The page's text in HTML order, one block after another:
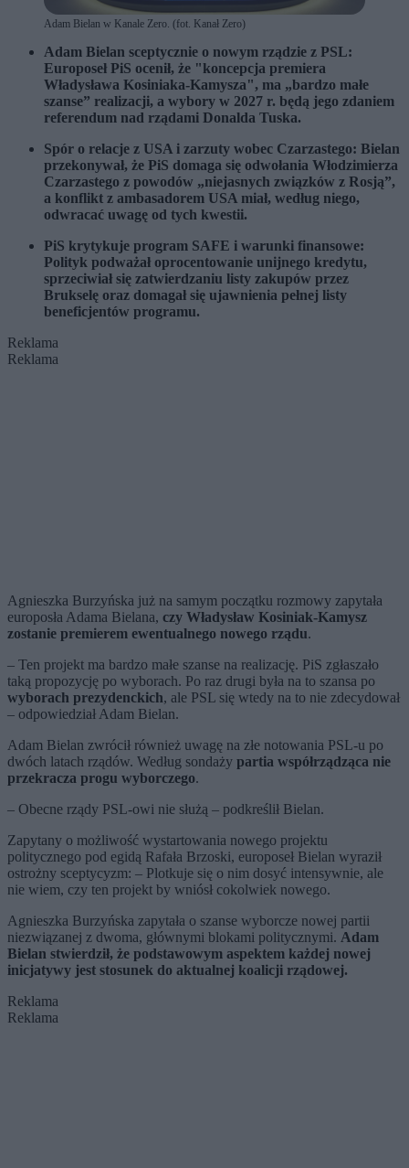
Adam Bielan w Kanale Zero. (fot. Kanał Zero)
Adam Bielan sceptycznie o nowym rządzie z PSL:
Europoseł PiS ocenił, że "koncepcja premiera
Władysława Kosiniaka-Kamysza", ma „bardzo małe
szanse” realizacji, a wybory w 2027 r. będą jego zdaniem
referendum nad rządami Donalda Tuska.
Spór o relacje z USA i zarzuty wobec Czarzastego: Bielan
przekonywał, że PiS domaga się odwołania Włodzimierza
Czarzastego z powodów „niejasnych związków z Rosją”,
a konflikt z ambasadorem USA miał, według niego,
odwracać uwagę od tych kwestii.
PiS krytykuje program SAFE i warunki finansowe:
Polityk podważał oprocentowanie unijnego kredytu,
sprzeciwiał się zatwierdzaniu listy zakupów przez
Brukselę oraz domagał się ujawnienia pełnej listy
beneficjentów programu.
Reklama
Reklama
Agnieszka Burzyńska już na samym początku rozmowy zapytała
europosła Adama Bielana, czy Władysław Kosiniak-Kamysz
zostanie premierem ewentualnego nowego rządu.
– Ten projekt ma bardzo małe szanse na realizację. PiS zgłaszało
taką propozycję po wyborach. Po raz drugi była na to szansa po
wyborach prezydenckich, ale PSL się wtedy na to nie zdecydował
– odpowiedział Adam Bielan.
Adam Bielan zwrócił również uwagę na złe notowania PSL-u po
dwóch latach rządów. Według sondaży partia współrządząca nie
przekracza progu wyborczego.
– Obecne rządy PSL-owi nie służą – podkreślił Bielan.
Zapytany o możliwość wystartowania nowego projektu
politycznego pod egidą Rafała Brzoski, europoseł Bielan wyraził
ostrożny sceptycyzm: – Plotkuje się o nim dosyć intensywnie, ale
nie wiem, czy ten projekt by wniósł cokolwiek nowego.
Agnieszka Burzyńska zapytała o szanse wyborcze nowej partii
niezwiązanej z dwoma, głównymi blokami politycznymi. Adam
Bielan stwierdził, że podstawowym aspektem każdej nowej
inicjatywy jest stosunek do aktualnej koalicji rządowej.
Reklama
Reklama